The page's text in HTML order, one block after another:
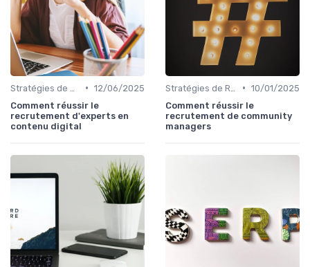
• 12/06/2025
Comment réussir le
recrutement d'experts en
contenu digital
• 10/01/2025
Comment réussir le
recrutement de community
managers